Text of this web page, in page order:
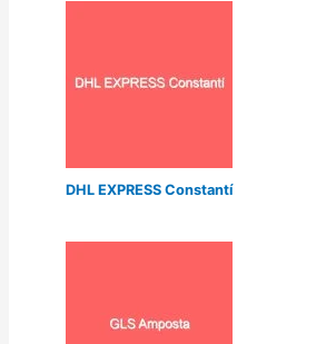
DHL EXPRESS Constantí